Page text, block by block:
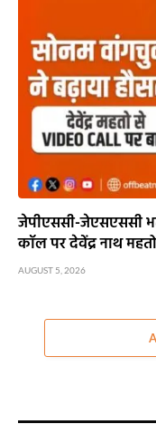
जेपीएससी-जेएसएससी
कॉल पर देवेंद्र नाथ
AUGUST 5, 2026